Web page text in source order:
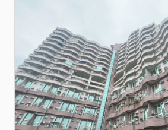
地，依農地
租耕地之承
地現耕之他共
耕地之現耕所
先承買權。該
對於相對應
承買時，則
絕承買其餘